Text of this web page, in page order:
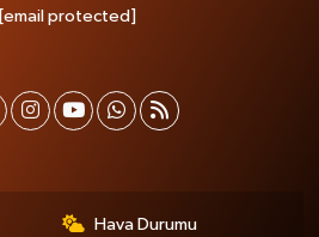
[email protected]
Hava Durumu